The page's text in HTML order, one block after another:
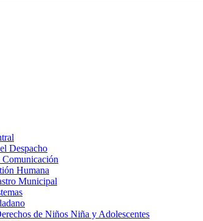
Despacho
Humana
Municipal
de Niños Niña y Adolescentes